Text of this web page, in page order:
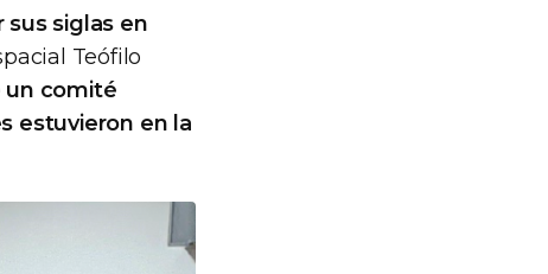
sus siglas en
Teófilo
un comité
estuvieron en la